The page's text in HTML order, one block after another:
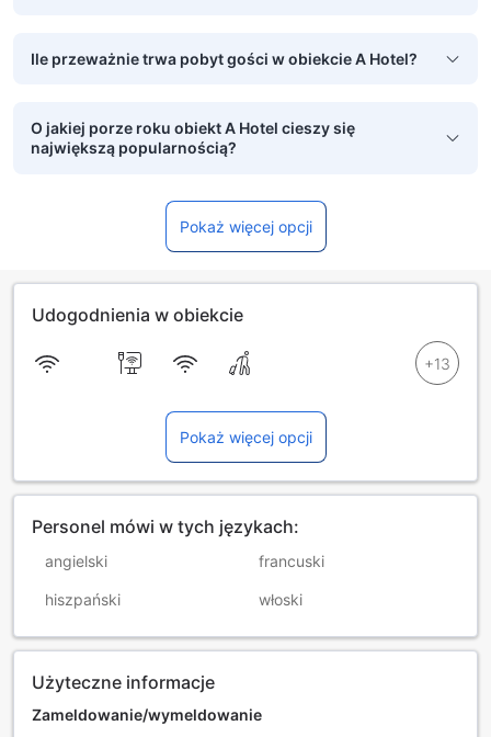
Ile przeważnie trwa pobyt gości w obiekcie A Hotel?
O jakiej porze roku obiekt A Hotel cieszy się
największą popularnością?
Pokaż więcej opcji
Udogodnienia w obiekcie
Pokaż więcej opcji
Personel mówi w tych językach:
angielski francuski
hiszpański włoski
Użyteczne informacje
Zameldowanie/wymeldowanie